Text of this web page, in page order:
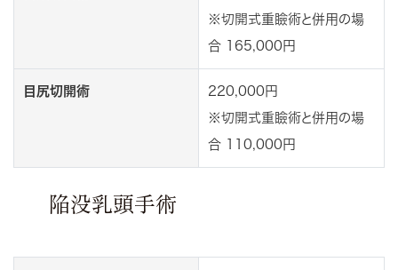
※切開式重瞼術と併用の場
合 165,000円
目尻切開術
220,000円
※切開式重瞼術と併用の場
合 110,000円
陥没乳頭手術